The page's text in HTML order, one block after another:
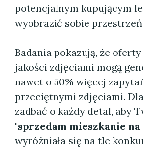
potencjalnym kupującym
wyobrazić sobie przestrzeń.
Badania pokazują, że
jakości zdjęciami mogą
nawet o 50% więcej
przeciętnymi zdjęciami.
zadbać o każdy detal, aby
"sprzedam mieszkanie
wyróżniała się na tle